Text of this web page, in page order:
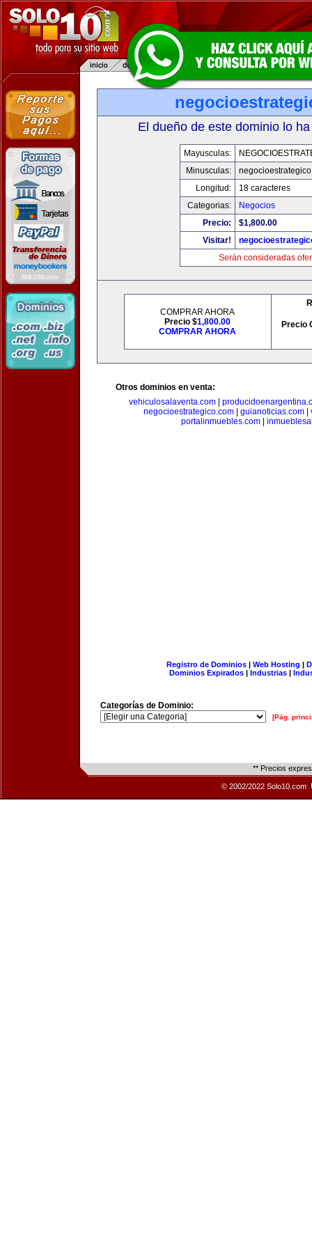
El dueño de este dominio lo
Mayusculas:
Minusculas:
Longitud:
18 caracteres
Categorias:
Negocios
Precio:
$1,800.00
Visitar!
Serán consideradas
COMPRAR AHORA
Precio $1,800.00
COMPRAR AHORA
Precio
Otros dominios en venta:
vehiculosalaventa.com
negocioestrategico.com| guianoticias.com|
portalinmuebles.com|
Registro de Dominios| Web Hosting |
Dominios Expirados | Industrias |
Categorías de Dominio:
[Pág.
** Precios
© 2002/2022 Solo10.com